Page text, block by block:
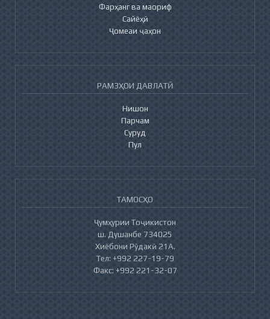
Фарҳанг ва маориф
Сайёҳӣ
Ҷомеаи ҷаҳон
РАМЗҲОИ ДАВЛАТӢ
Нишон
Парчам
Суруд
Пул
ТАМОСҲО
Ҷумҳурии Тоҷикистон
ш. Душанбе 734025
Хиёбони Рӯдакӣ 21А.
Тел: +992 227-19-79
Факс: +992 221-32-07